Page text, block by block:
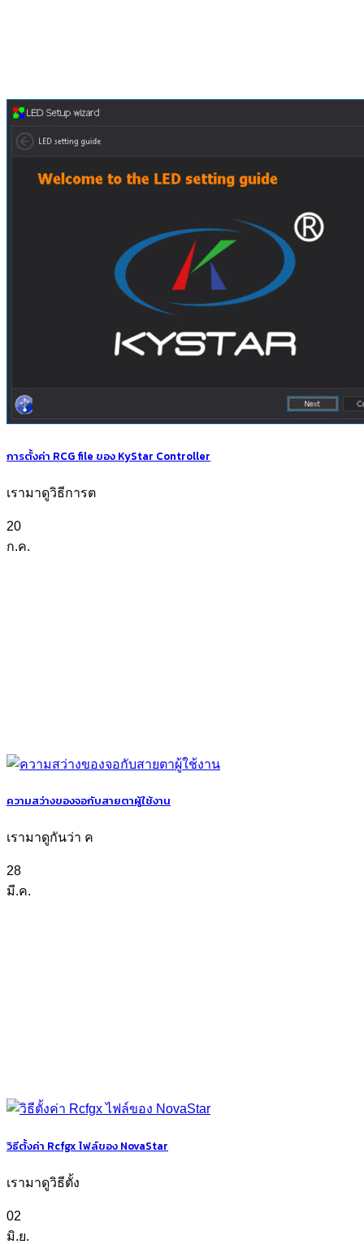
การตั้งค่า RCG file ของ KyStar Controller
เรามาดูวิธีการต
20
ก.ค.
ความสว่างของจอกับสายตาผู้ใช้งาน
เรามาดูกันว่า ค
28
มี.ค.
วิธีตั้งค่า Rcfgx ไฟล์ของ NovaStar
เรามาดูวิธีตั้ง
02
มิ.ย.